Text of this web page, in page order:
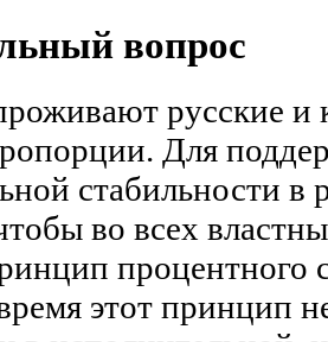
вопрос
русские и
Для
стабильности в
во всех
процентного
этот принцип